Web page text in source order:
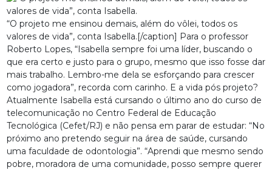
“O projeto me ensinou demais, além do vôlei, todos os
valores de vida”, conta Isabella.[/caption] Para o professor
Roberto Lopes, “Isabella sempre foi uma líder, buscando o
que era certo e justo para o grupo, mesmo que isso fosse dar
mais trabalho. Lembro-me dela se esforçando para crescer
como jogadora”, recorda com carinho. E a vida pós projeto?
Atualmente Isabella está cursando o último ano do curso de
telecomunicação no Centro Federal de Educação
Tecnológica (Cefet/RJ) e não pensa em parar de estudar: “No
próximo ano pretendo seguir na área de saúde, cursando
uma faculdade de odontologia”. “Aprendi que mesmo sendo
pobre, moradora de uma comunidade, posso sempre querer